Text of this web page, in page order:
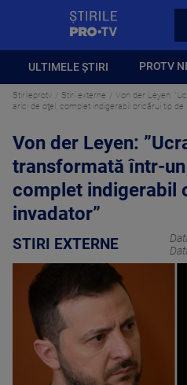
ULTIMELE ȘTIRI PROTV
Stirileprotv Stiri externe
Von der Leyen:
arici de oţel, complet indigerabil oricărui tip de
Von der Leyen:
transformată într-
complet indigerabil
invadator”
STIRI EXTERNE